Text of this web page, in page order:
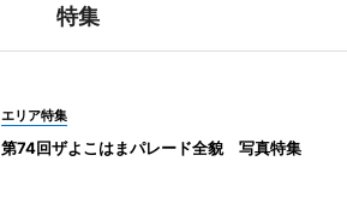
特集
エリア特集
第74回ザよこはまパレード全貌 写真特集